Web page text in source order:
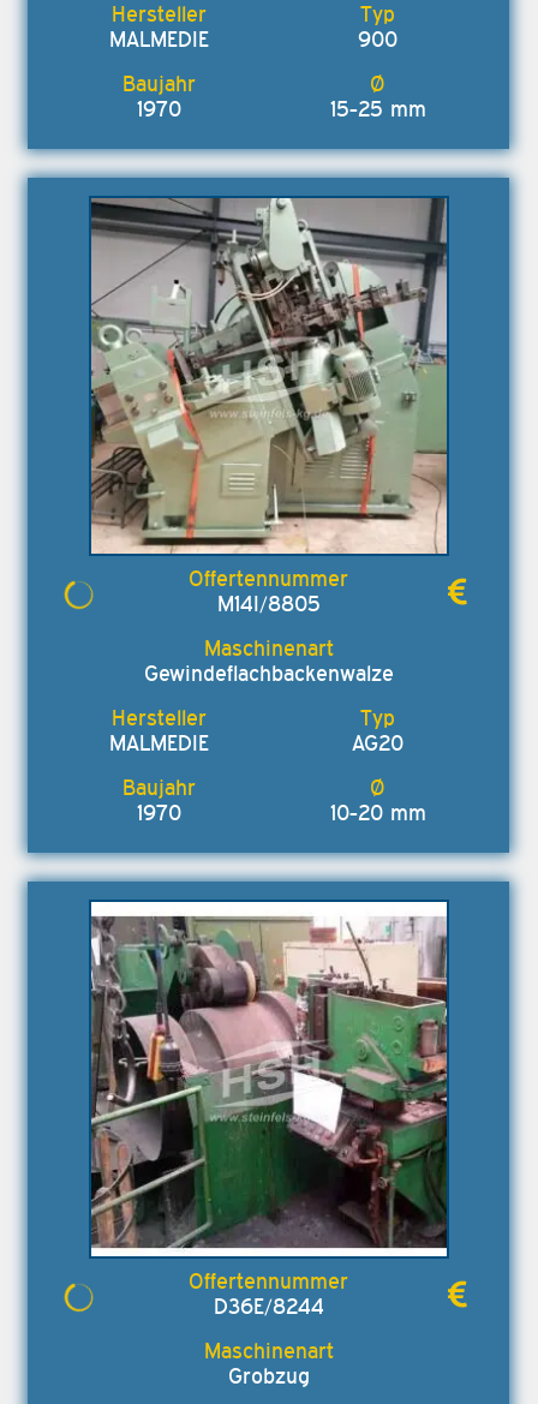
MALMEDIE 900
1970 15-25 mm
M14I/8805
Gewindeflachbackenwalze
MALMEDIE AG20
1970 10-20 mm
D36E/8244
Grobzug